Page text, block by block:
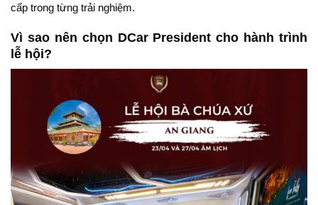
cấp trong từng trải nghiệm.
Vì sao nên chọn DCar President cho hành trình
lễ hội?